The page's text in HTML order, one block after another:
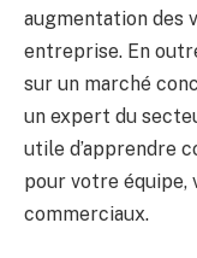
augmentation des
entreprise. En
sur un marché
un expert du
utile d’apprendre
pour votre équipe,
commerciaux.